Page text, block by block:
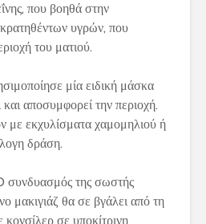
που βοηθά στην
υγρών, που
του ματιού.
μία ειδική μάσκα
αποσυμφορεί την περιοχή.
με εκχυλίσματα χαμομηλιού ή
δράση.
συνδυασμός της σωστής
μακιγιάζ θα σε βγάλει από τη
σε υποκίτρινη